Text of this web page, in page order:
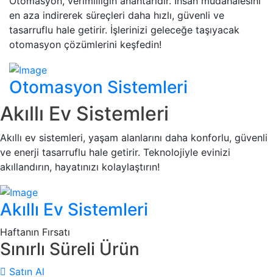
en aza indirerek süreçleri daha hızlı, güvenli ve
tasarruflu hale getirir. İşlerinizi geleceğe taşıyacak
otomasyon çözümlerini keşfedin!
Otomasyon Sistemleri
Akıllı Ev Sistemleri
Akıllı ev sistemleri, yaşam alanlarını daha konforlu, güvenli
ve enerji tasarruflu hale getirir. Teknolojiyle evinizi
akıllandırın, hayatınızı kolaylaştırın!
Akıllı Ev Sistemleri
Haftanın Fırsatı
Sınırlı Süreli Ürün
Satın Al